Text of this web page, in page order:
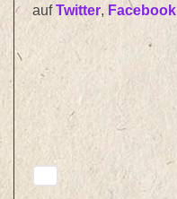
auf Twitter, Facebook